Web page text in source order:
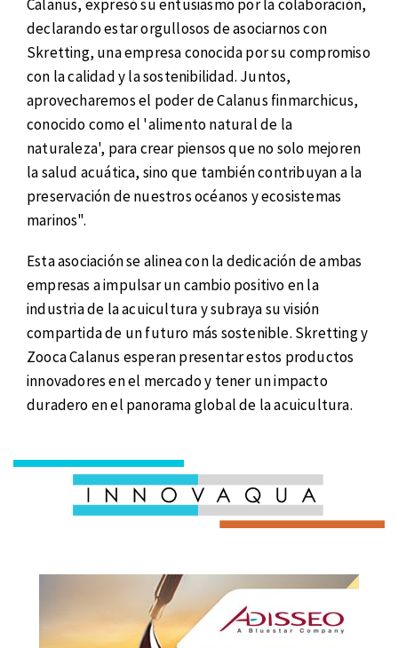
Calanus, expresó su entusiasmo por la colaboración,
declarando estar orgullosos de asociarnos con
Skretting, una empresa conocida por su compromiso
con la calidad y la sostenibilidad. Juntos,
aprovecharemos el poder de Calanus finmarchicus,
conocido como el 'alimento natural de la
naturaleza', para crear piensos que no solo mejoren
la salud acuática, sino que también contribuyan a la
preservación de nuestros océanos y ecosistemas
marinos".
Esta asociación se alinea con la dedicación de ambas
empresas a impulsar un cambio positivo en la
industria de la acuicultura y subraya su visión
compartida de un futuro más sostenible. Skretting y
Zooca Calanus esperan presentar estos productos
innovadores en el mercado y tener un impacto
duradero en el panorama global de la acuicultura.